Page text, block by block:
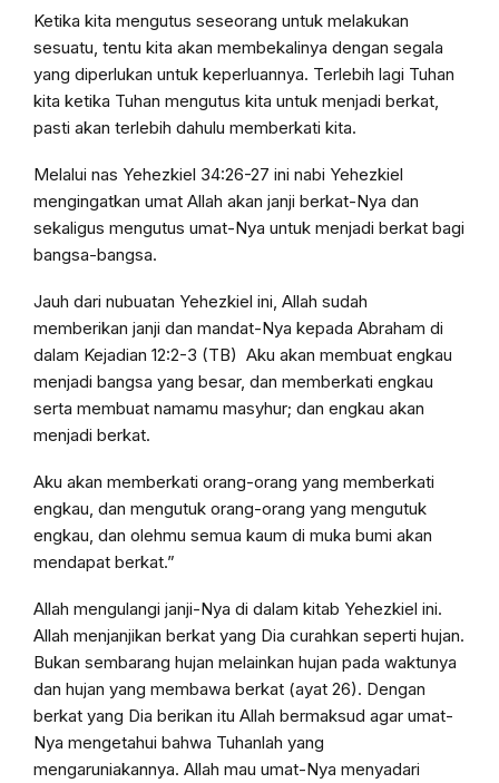
Ketika kita mengutus seseorang untuk melakukan
sesuatu, tentu kita akan membekalinya dengan segala
yang diperlukan untuk keperluannya. Terlebih lagi Tuhan
kita ketika Tuhan mengutus kita untuk menjadi berkat,
pasti akan terlebih dahulu memberkati kita.
Melalui nas Yehezkiel 34:26-27 ini nabi Yehezkiel
mengingatkan umat Allah akan janji berkat-Nya dan
sekaligus mengutus umat-Nya untuk menjadi berkat bagi
bangsa-bangsa.
Jauh dari nubuatan Yehezkiel ini, Allah sudah
memberikan janji dan mandat-Nya kepada Abraham di
dalam Kejadian 12:2-3 (TB) Aku akan membuat engkau
menjadi bangsa yang besar, dan memberkati engkau
serta membuat namamu masyhur; dan engkau akan
menjadi berkat.
Aku akan memberkati orang-orang yang memberkati
engkau, dan mengutuk orang-orang yang mengutuk
engkau, dan olehmu semua kaum di muka bumi akan
mendapat berkat.”
Allah mengulangi janji-Nya di dalam kitab Yehezkiel ini.
Allah menjanjikan berkat yang Dia curahkan seperti hujan.
Bukan sembarang hujan melainkan hujan pada waktunya
dan hujan yang membawa berkat (ayat 26). Dengan
berkat yang Dia berikan itu Allah bermaksud agar umat-
Nya mengetahui bahwa Tuhanlah yang
mengaruniakannya. Allah mau umat-Nya menyadari